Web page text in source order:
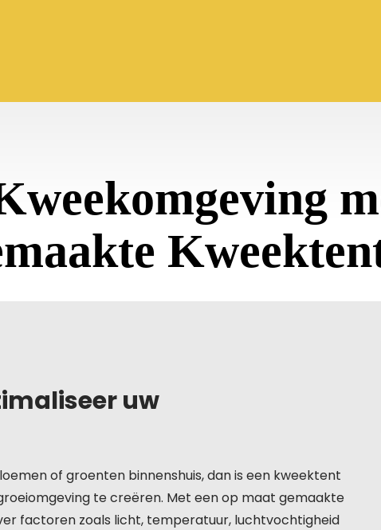
uw
of groenten binnenshuis, dan is een kweektent
te creëren. Met een op maat gemaakte
factoren zoals licht, temperatuur, luchtvochtigheid